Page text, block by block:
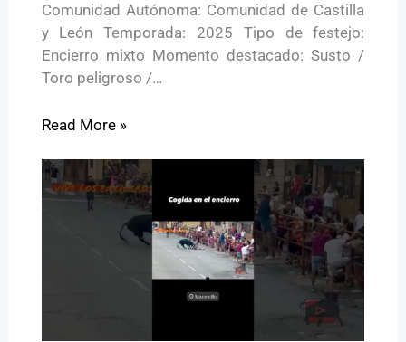
Comunidad Autónoma: Comunidad de Castilla
y León Temporada: 2025 Tipo de festejo:
Encierro mixto Momento destacado: Susto /
Toro peligroso /…
Read More »